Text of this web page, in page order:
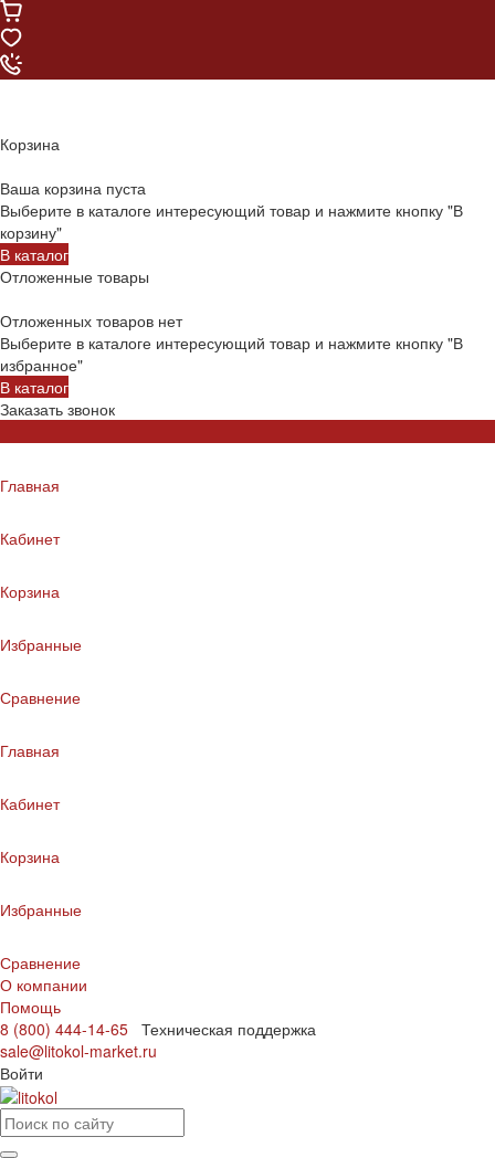
Корзина
Ваша корзина пуста
Выберите в каталоге интересующий товар и нажмите кнопку "В
корзину"
В каталог
Отложенные товары
Отложенных товаров нет
Выберите в каталоге интересующий товар и нажмите кнопку "В
избранное"
В каталог
Заказать звонок
Главная
Кабинет
Корзина
Избранные
Сравнение
Главная
Кабинет
Корзина
Избранные
Сравнение
О компании
Помощь
8 (800) 444-14-65 Техническая поддержка
sale@litokol-market.ru
Войти